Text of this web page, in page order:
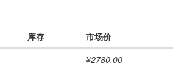
库存 市场价
¥2780.00